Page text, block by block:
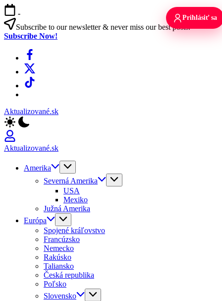
Skip
to
content
-
Subscribe to our newsletter & never miss our best posts.
Subscribe Now!
Facebook
X
TikTok
Aktualizované.sk
Aktualizované.sk
Amerika
Severná Amerika
USA
Mexiko
Južná Amerika
Európa
Spojené kráľovstvo
Francúzsko
Nemecko
Rakúsko
Taliansko
Česká republika
Poľsko
Slovensko
Prihlásiť sa